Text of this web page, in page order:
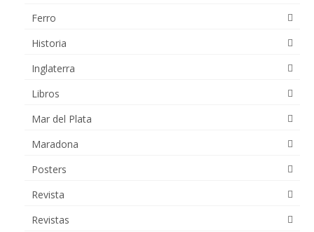
Ferro
Historia
Inglaterra
Libros
Mar del Plata
Maradona
Posters
Revista
Revistas